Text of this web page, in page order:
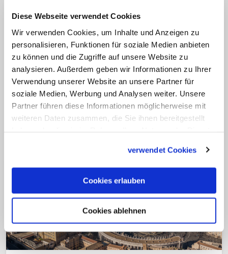
Diese Webseite verwendet Cookies
Wir verwenden Cookies, um Inhalte und Anzeigen zu
personalisieren, Funktionen für soziale Medien anbieten
zu können und die Zugriffe auf unsere Website zu
analysieren. Außerdem geben wir Informationen zu Ihrer
Verwendung unserer Website an unsere Partner für
soziale Medien, Werbung und Analysen weiter. Unsere
Partner führen diese Informationen möglicherweise mit
weiteren Daten zusammen, die Sie ihnen bereitgestellt
verwendet Cookies
Cookies erlauben
Cookies ablehnen
Kardinäle und Erzbischöfe an. Zu den
prominentesten unter ihnen zählen die
Kardinäle Christoph Schönborn (Wien),
Matteo Zuppi (Bologna), Gerard Lacroix
(Quebec) und Oswald Gracias (Mumbay)
sowie Erzbischof Colin Fisher (Sydney).
(KNA)